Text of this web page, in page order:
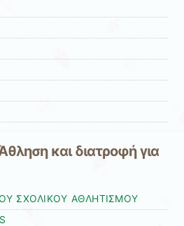
και διατροφή για
ΣΧΟΛΙΚΟΥ ΑΘΛΗΤΙΣΜΟΥ